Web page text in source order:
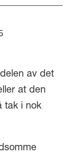
av det
at den
tak i nok